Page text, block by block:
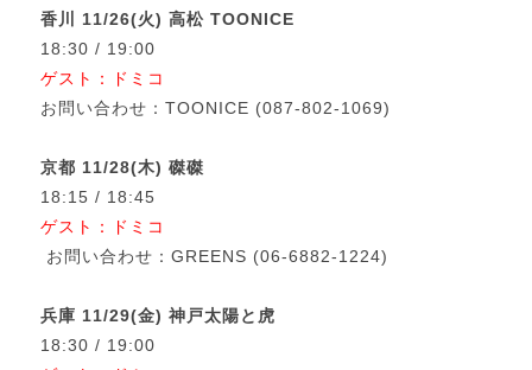
香川 11/26(火) 高松 TOONICE
18:30 / 19:00
ゲスト：ドミコ
お問い合わせ：TOONICE (087-802-1069)
京都 11/28(木) 磔磔
18:15 / 18:45
ゲスト：ドミコ
お問い合わせ：GREENS (06-6882-1224)
兵庫 11/29(金) 神戸太陽と虎
18:30 / 19:00